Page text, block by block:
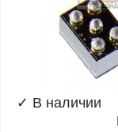
✓ В наличии